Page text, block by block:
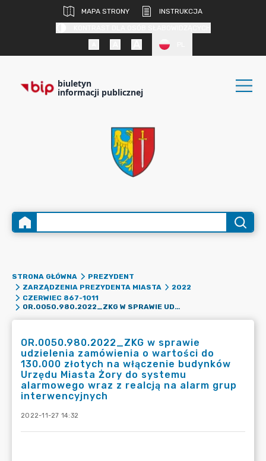
MAPA STRONY
INSTRUKCJA
biuletyn
informacji publicznej
STRONA GŁÓWNA
PREZYDENT
ZARZĄDZENIA PREZYDENTA MIASTA
2022
CZERWIEC 867-1011
OR.0050.980.2022_ZKG W SPRAWIE UDZIELENIA ZAMÓWIENIA O WARTOŚCI DO 130.000 ZŁOTYCH NA WŁĄCZENIE BUDYNKÓW URZĘDU MIASTA ŻORY DO SYSTEMU ALARMOWEGO WRAZ Z REALCJĄ NA ALARM GRUP INTERWENCYJNYCH
OR.0050.980.2022_ZKG w sprawie
udzielenia zamówienia o wartości do
130.000 złotych na włączenie budynków
Urzędu Miasta Żory do systemu
alarmowego wraz z realcją na alarm grup
interwencyjnych
2022-11-27 14:32